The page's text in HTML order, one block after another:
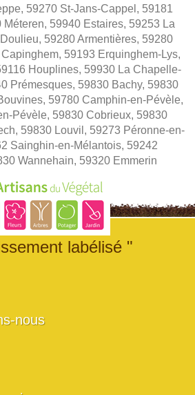
59270 St-Jans-Cappel, 59181
59940 Estaires, 59253 La
59280 Armentières, 59280
59193 Erquinghem-Lys,
Houplines, 59930 La Chapelle-
Prémesques, 59830 Bachy, 59830
59780 Camphin-en-Pévèle,
Pévèle, 59830 Cobrieux, 59830
59830 Louvil, 59273 Péronne-en-
Sainghin-en-Mélantois, 59242
Wannehain, 59320 Emmerin
labélisé "
nous